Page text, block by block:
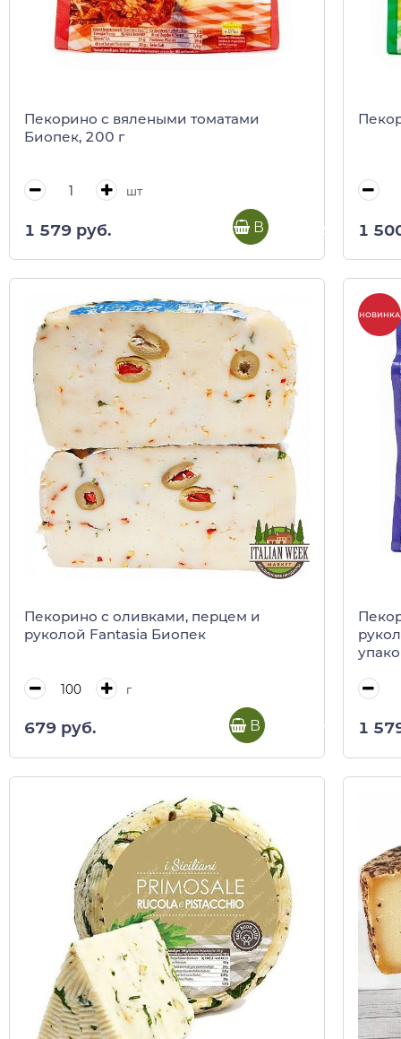
Пекорино с вялеными томатами
Биопек, 200 г
шт
1 579 руб. В корзину 1
Пекорино с оливками, перцем и
руколой Fantasia Биопек
г
679 руб. В корзину
НОВИНКА
1